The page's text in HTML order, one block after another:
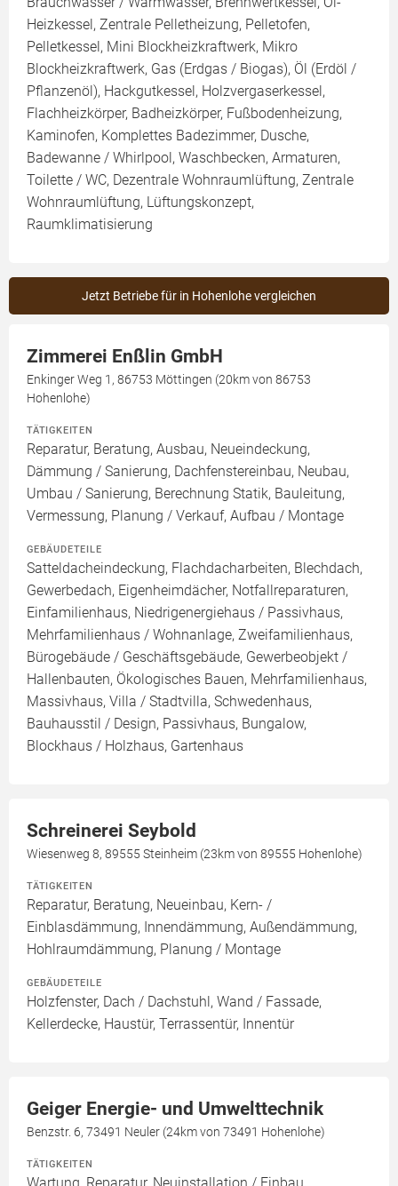
Heizkessel, Zentrale Pelletheizung, Pelletofen,
Pelletkessel, Mini Blockheizkraftwerk, Mikro
Blockheizkraftwerk, Gas (Erdgas / Biogas), Öl (Erdöl /
Pflanzenöl), Hackgutkessel, Holzvergaserkessel,
Flachheizkörper, Badheizkörper, Fußbodenheizung,
Kaminofen, Komplettes Badezimmer, Dusche,
Badewanne / Whirlpool, Waschbecken, Armaturen,
Toilette / WC, Dezentrale Wohnraumlüftung, Zentrale
Wohnraumlüftung, Lüftungskonzept,
Raumklimatisierung
Jetzt Betriebe für in Hohenlohe vergleichen
Zimmerei Enßlin GmbH
Enkinger Weg 1, 86753 Möttingen (20km von 86753
Hohenlohe)
TÄTIGKEITEN
Reparatur, Beratung, Ausbau, Neueindeckung,
Dämmung / Sanierung, Dachfenstereinbau, Neubau,
Umbau / Sanierung, Berechnung Statik, Bauleitung,
Vermessung, Planung / Verkauf, Aufbau / Montage
GEBÄUDETEILE
Satteldacheindeckung, Flachdacharbeiten, Blechdach,
Gewerbedach, Eigenheimdächer, Notfallreparaturen,
Einfamilienhaus, Niedrigenergiehaus / Passivhaus,
Mehrfamilienhaus / Wohnanlage, Zweifamilienhaus,
Bürogebäude / Geschäftsgebäude, Gewerbeobjekt /
Hallenbauten, Ökologisches Bauen, Mehrfamilienhaus,
Massivhaus, Villa / Stadtvilla, Schwedenhaus,
Bauhausstil / Design, Passivhaus, Bungalow,
Blockhaus / Holzhaus, Gartenhaus
Schreinerei Seybold
Wiesenweg 8, 89555 Steinheim (23km von 89555 Hohenlohe)
TÄTIGKEITEN
Reparatur, Beratung, Neueinbau, Kern- /
Einblasdämmung, Innendämmung, Außendämmung,
Hohlraumdämmung, Planung / Montage
GEBÄUDETEILE
Holzfenster, Dach / Dachstuhl, Wand / Fassade,
Kellerdecke, Haustür, Terrassentür, Innentür
Geiger Energie- und Umwelttechnik
Benzstr. 6, 73491 Neuler (24km von 73491 Hohenlohe)
TÄTIGKEITEN